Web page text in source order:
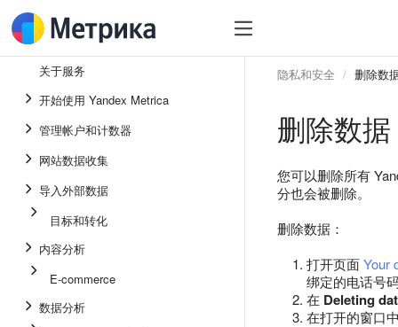
关于服务
开始使用 Yandex Metrica
管理帐户和计数器
网站数据收集
导入外部数据
目标和转化
内容分析
E-commerce
数据分析
隐私和安全 删除数
删除数据
您可以删除所有
分也会被删除。
删除数据：
打开页面Your
绑定的电话号
在 Deleting
在打开的窗口